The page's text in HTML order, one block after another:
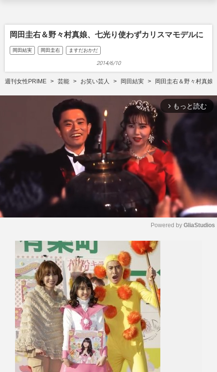
岡田圭右＆野々村真娘、七光り使わずカリスマモデルに
岡田結実 岡田圭右 ますだおかだ
2014/6/10
週刊女性PRIME 芸能 お笑い芸人 岡田結実 岡田圭右＆野々村真娘
arrow_forward_ios もっと読む
Powered by GliaStudios